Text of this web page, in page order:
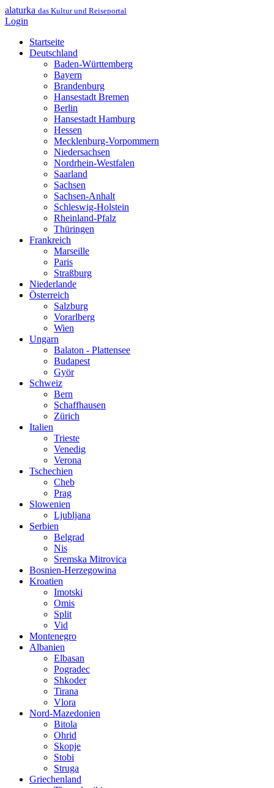
alaturka das Kultur und Reiseportal
Login
Startseite
Deutschland
Baden-Württemberg
Bayern
Brandenburg
Hansestadt Bremen
Berlin
Hansestadt Hamburg
Hessen
Mecklenburg-Vorpommern
Niedersachsen
Nordrhein-Westfalen
Saarland
Sachsen
Sachsen-Anhalt
Schleswig-Holstein
Rheinland-Pfalz
Thüringen
Frankreich
Marseille
Paris
Straßburg
Niederlande
Österreich
Salzburg
Vorarlberg
Wien
Ungarn
Balaton - Plattensee
Budapest
Györ
Schweiz
Bern
Schaffhausen
Zürich
Italien
Trieste
Venedig
Verona
Tschechien
Cheb
Prag
Slowenien
Ljubljana
Serbien
Belgrad
Nis
Sremska Mitrovica
Bosnien-Herzegowina
Kroatien
Imotski
Omis
Split
Vid
Montenegro
Albanien
Elbasan
Pogradec
Shkoder
Tirana
Vlora
Nord-Mazedonien
Bitola
Ohrid
Skopje
Stobi
Struga
Griechenland